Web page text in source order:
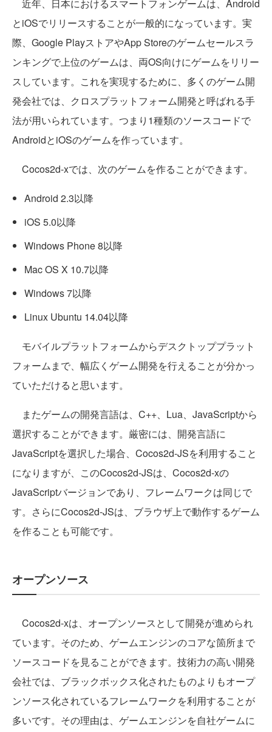
近年、日本におけるスマートフォンゲームは、Android
とiOSでリリースすることが一般的になっています。実
際、Google PlayストアやApp Storeのゲームセールスラ
ンキングで上位のゲームは、両OS向けにゲームをリリー
スしています。これを実現するために、多くのゲーム開
発会社では、クロスプラットフォーム開発と呼ばれる手
法が用いられています。つまり1種類のソースコードで
AndroidとiOSのゲームを作っています。
Cocos2d-xでは、次のゲームを作ることができます。
Android 2.3以降
iOS 5.0以降
Windows Phone 8以降
Mac OS X 10.7以降
Windows 7以降
Linux Ubuntu 14.04以降
モバイルプラットフォームからデスクトッププラット
フォームまで、幅広くゲーム開発を行えることが分かっ
ていただけると思います。
またゲームの開発言語は、C++、Lua、JavaScriptから
選択することができます。厳密には、開発言語に
JavaScriptを選択した場合、Cocos2d-JSを利用すること
になりますが、このCocos2d-JSは、Cocos2d-xの
JavaScriptバージョンであり、フレームワークは同じで
す。さらにCocos2d-JSは、ブラウザ上で動作するゲーム
を作ることも可能です。
オープンソース
Cocos2d-xは、オープンソースとして開発が進められ
ています。そのため、ゲームエンジンのコアな箇所まで
ソースコードを見ることができます。技術力の高い開発
会社では、ブラックボックス化されたものよりもオープ
ンソース化されているフレームワークを利用することが
多いです。その理由は、ゲームエンジンを自社ゲームに